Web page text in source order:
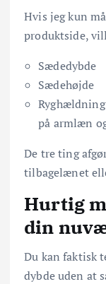
Hvis jeg kun
produktside,
Sædedybde
Sædehøjde
på armlæn
De tre ting
tilbagelænet
Hurtig
din
Du kan faktisk
dybde uden at